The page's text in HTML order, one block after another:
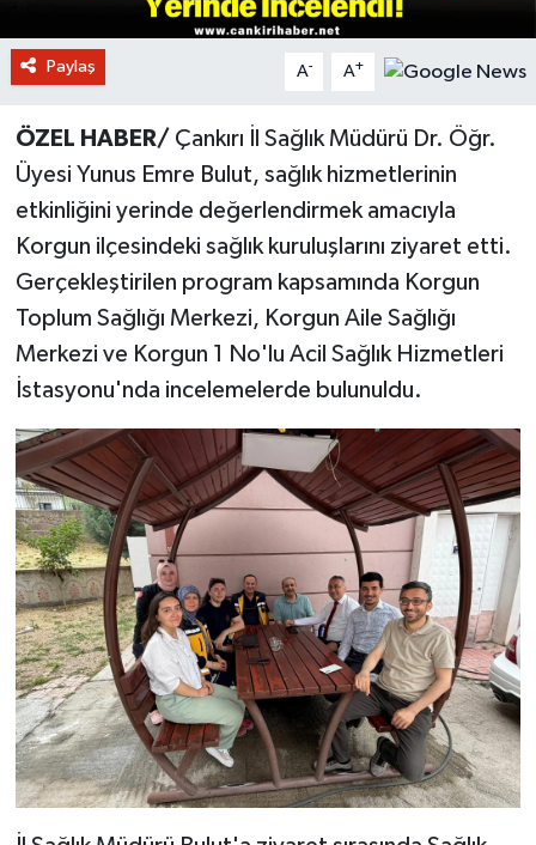
Paylaş A- A+
ÖZEL HABER/ Çankırı İl Sağlık Müdürü Dr. Öğr.
Üyesi Yunus Emre Bulut, sağlık hizmetlerinin
etkinliğini yerinde değerlendirmek amacıyla
Korgun ilçesindeki sağlık kuruluşlarını ziyaret etti.
Gerçekleştirilen program kapsamında Korgun
Toplum Sağlığı Merkezi, Korgun Aile Sağlığı
Merkezi ve Korgun 1 No'lu Acil Sağlık Hizmetleri
İstasyonu'nda incelemelerde bulunuldu.